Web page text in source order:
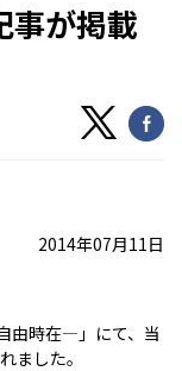
事が掲載
2014年07月11日
由時在―」にて、当
ました。